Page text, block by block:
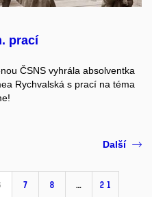
prací
ČSNS vyhrála absolventka
Rychvalská s prací na téma
7 8 … 21
Další